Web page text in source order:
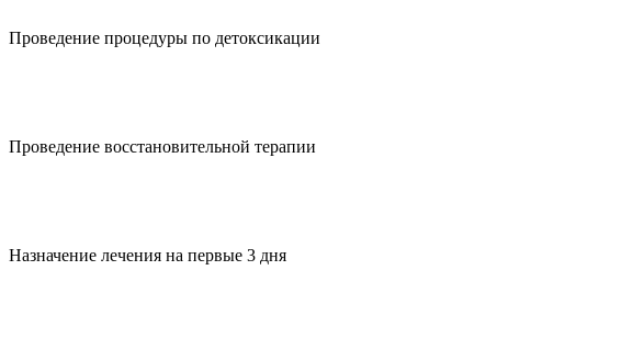
Проведение процедуры по детоксикации
Проведение восстановительной терапии
Назначение лечения на первые 3 дня